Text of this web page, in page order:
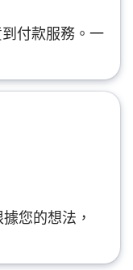
付款服務。一
您的想法，